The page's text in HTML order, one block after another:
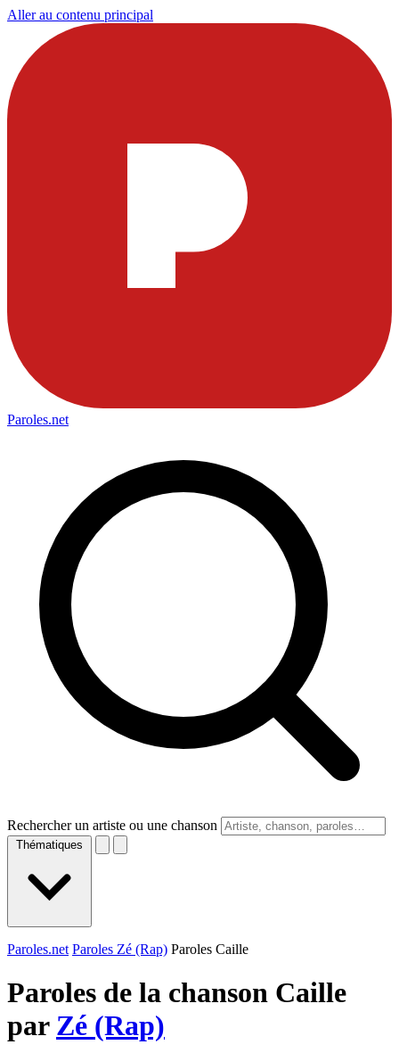
Aller au contenu principal
Paroles.net
Rechercher un artiste ou une chanson
Thématiques
Paroles.net Paroles Zé (Rap) Paroles Caille
Paroles de la chanson Caille
par Zé (Rap)